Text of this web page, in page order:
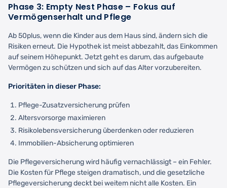
Phase 3: Empty Nest Phase – Fokus auf
Vermögenserhalt und Pflege
Ab 50plus, wenn die Kinder aus dem Haus sind, ändern sich die
Risiken erneut. Die Hypothek ist meist abbezahlt, das Einkommen
auf seinem Höhepunkt. Jetzt geht es darum, das aufgebaute
Vermögen zu schützen und sich auf das Alter vorzubereiten.
Prioritäten in dieser Phase:
Pflege-Zusatzversicherung prüfen
Altersvorsorge maximieren
Risikolebensversicherung überdenken oder reduzieren
Immobilien-Absicherung optimieren
Die Pflegeversicherung wird häufig vernachlässigt – ein Fehler.
Die Kosten für Pflege steigen dramatisch, und die gesetzliche
Pflegeversicherung deckt bei weitem nicht alle Kosten. Ein